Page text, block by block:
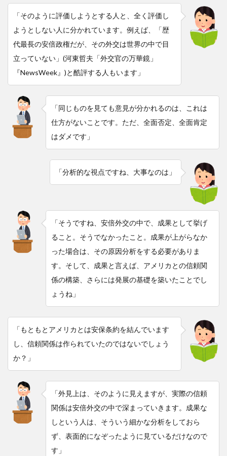
「そのように評価しようとする人と、全く評価し
ようとしない人に分かれています。例えば、「歴
代最長の安倍政権だが、その外交は世界の中で目
立っていない」(河東哲夫「外交官の万華鏡」
『NewsWeek』)と酷評する人もいます」
「同じものを見ても意見が分かれるのは、これは
仕方がないことです。ただ、全面否定、全面肯定
はダメです」
「分析的な視点ですね、大事なのは」
「そうですね、安倍外交の中で、成果として挙げ
ること。そうでなかったこと。成果が上がらなか
った場合は、その原因分析をする必要がありま
す。そして、成果と言えば、アメリカとの信頼関
係の構築、さらには発展の基礎を築いたことでし
ょうね」
「もともとアメリカとは安保条約を結んでいます
し、信頼関係は作られていたのではないでしょう
か？」
「外見上は、そのように見えますが、実際の信頼
関係は安倍外交の中で深まっていきます。成果な
しという人は、そういう細かな分析をしておら
ず、表面的になぞったように見ているだけなので
す」